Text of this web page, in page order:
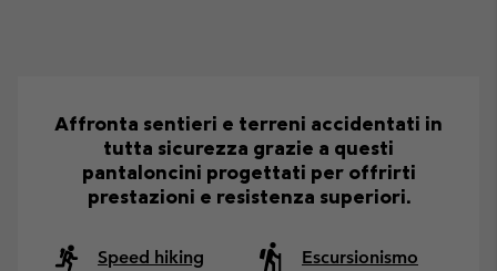
Affronta sentieri e terreni accidentati in
tutta sicurezza grazie a questi
pantaloncini progettati per offrirti
prestazioni e resistenza superiori.
Speed hiking Escursionismo